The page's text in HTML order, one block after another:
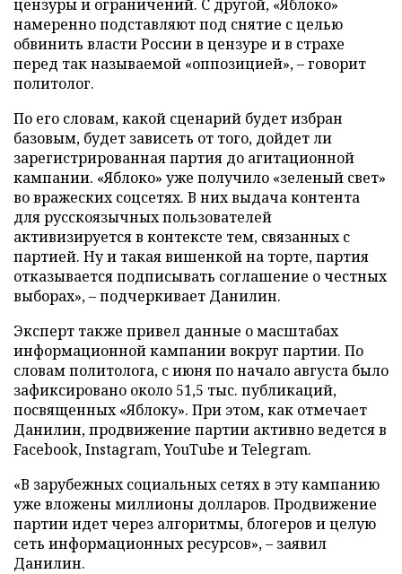
цензуры и ограничений. С другой, «Яблоко»
намеренно подставляют под снятие с целью
обвинить власти России в цензуре и в страхе
перед так называемой «оппозицией», – говорит
политолог.
По его словам, какой сценарий будет избран
базовым, будет зависеть от того, дойдет ли
зарегистрированная партия до агитационной
кампании. «Яблоко» уже получило «зеленый свет»
во вражеских соцсетях. В них выдача контента
для русскоязычных пользователей
активизируется в контексте тем, связанных с
партией. Ну и такая вишенкой на торте, партия
отказывается подписывать соглашение о честных
выборах», – подчеркивает Данилин.
Эксперт также привел данные о масштабах
информационной кампании вокруг партии. По
словам политолога, с июня по начало августа было
зафиксировано около 51,5 тыс. публикаций,
посвященных «Яблоку». При этом, как отмечает
Данилин, продвижение партии активно ведется в
Facebook, Instagram, YouTube и Telegram.
«В зарубежных социальных сетях в эту кампанию
уже вложены миллионы долларов. Продвижение
партии идет через алгоритмы, блогеров и целую
сеть информационных ресурсов», – заявил
Данилин.